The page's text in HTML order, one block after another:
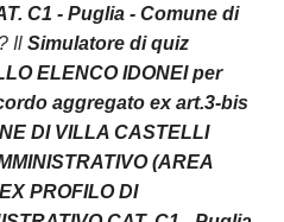
C1 - Puglia - Comune di
? Il Simulatore di quiz
ELENCO IDONEI per
aggregato ex art.3-bis
DI VILLA CASTELLI
(AREA
PROFILO DI